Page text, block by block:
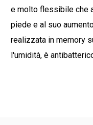
e molto flessibile che
piede e al suo
realizzata in memory
l'umidità, è